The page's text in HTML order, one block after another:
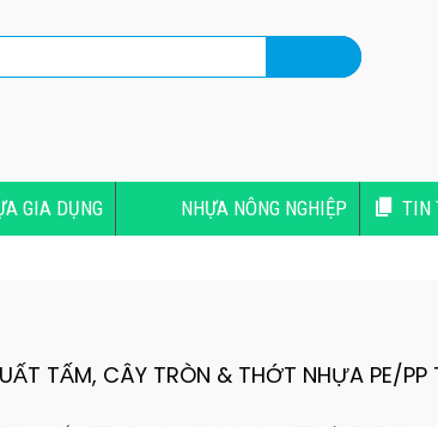
GIA DỤNG NHỰA NÔNG NGHIỆP TIN
TẤM, CÂY TRÒN & THỚT NHỰA PE/PP